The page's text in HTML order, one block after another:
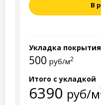
В
Укладка покрытия
500 руб/м2
Итого с укладкой
6390 руб/м